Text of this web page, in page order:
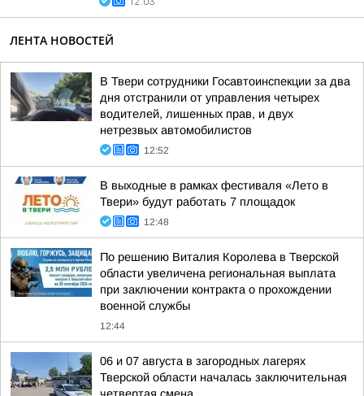
ЛЕНТА НОВОСТЕЙ
В Твери сотрудники Госавтоинспекции за два
дня отстранили от управления четырех
водителей, лишенных прав, и двух
нетрезвых автомобилистов
12:52
В выходные в рамках фестиваля «Лето в
Твери» будут работать 7 площадок
12:48
По решению Виталия Королева в Тверской
области увеличена региональная выплата
при заключении контракта о прохождении
военной службы
12:44
06 и 07 августа в загородных лагерях
Тверской области началась заключительная